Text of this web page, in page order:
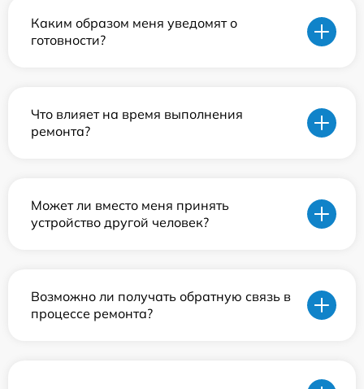
Каким образом меня уведомят о
готовности?
Что влияет на время выполнения
ремонта?
Может ли вместо меня принять
устройство другой человек?
Возможно ли получать обратную связь в
процессе ремонта?